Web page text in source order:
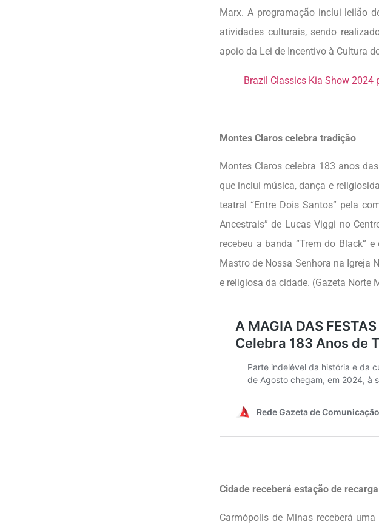
Marx. A programação inclui leilão
atividades culturais, sendo
apoio da Lei de Incentivo à Cultura
Brazil Classics Kia Show 2024
Montes Claros celebra tradição
Montes Claros celebra 183 anos
que inclui música, dança e
teatral “Entre Dois Santos” pela
Ancestrais” de Lucas Viggi no
recebeu a banda “Trem do Black”
Mastro de Nossa Senhora na Igreja
e religiosa da cidade. (Gazeta Norte
Cidade receberá estação de recarga
Carmópolis de Minas receberá